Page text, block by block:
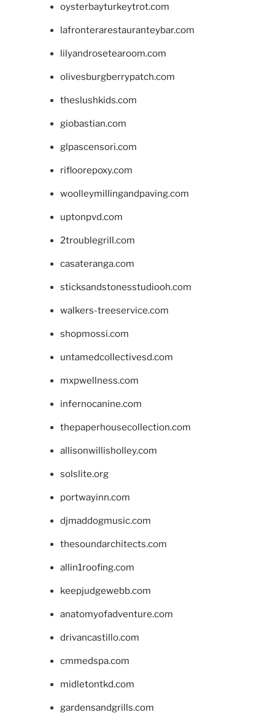
oysterbayturkeytrot.com
lafronterarestauranteybar.com
lilyandrosetearoom.com
olivesburgberrypatch.com
theslushkids.com
giobastian.com
glpascensori.com
rifloorepoxy.com
woolleymillingandpaving.com
uptonpvd.com
2troublegrill.com
casateranga.com
sticksandstonesstudiooh.com
walkers-treeservice.com
shopmossi.com
untamedcollectivesd.com
mxpwellness.com
infernocanine.com
thepaperhousecollection.com
allisonwillisholley.com
solslite.org
portwayinn.com
djmaddogmusic.com
thesoundarchitects.com
allin1roofing.com
keepjudgewebb.com
anatomyofadventure.com
drivancastillo.com
cmmedspa.com
midletontkd.com
gardensandgrills.com